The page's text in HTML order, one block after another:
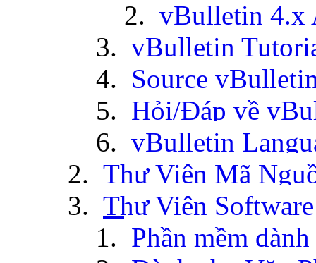
vBulletin 4.x
vBulletin
Source
Hỏi/Đáp về
vBulletin
Thư Viện Mã
Thư Viện Software
Phần mềm